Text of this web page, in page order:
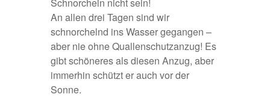
An allen drei Tagen sind wir
schnorchelnd ins Wasser gegangen –
aber nie ohne Quallenschutzanzug! Es
gibt schöneres als diesen Anzug, aber
immerhin schützt er auch vor der
Sonne.